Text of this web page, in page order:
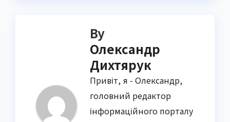
By
Олександр
Дихтярук
Привіт, я - Олександр,
головний редактор
інформаційного порталу